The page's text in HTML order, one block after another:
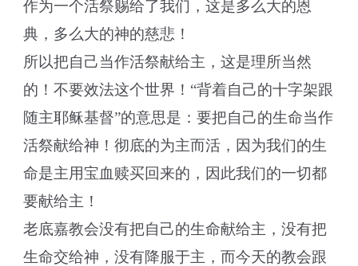
作为一个活祭赐给了我们，这是多么大的恩
典，多么大的神的慈悲！
所以把自己当作活祭献给主，这是理所当然
的！不要效法这个世界！“背着自己的十字架跟
随主耶稣基督”的意思是：要把自己的生命当作
活祭献给神！彻底的为主而活，因为我们的生
命是主用宝血赎买回来的，因此我们的一切都
要献给主！
老底嘉教会没有把自己的生命献给主，没有把
生命交给神，没有降服于主，而今天的教会跟